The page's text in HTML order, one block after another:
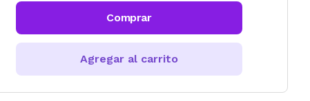
Comprar
Agregar al carrito